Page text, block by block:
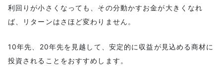
利回りが小さくなっても、その分動かすお金が大きくなれ
ば、リターンはさほど変わりません。
10年先、20年先を見越して、安定的に収益が見込める商材に
投資されることをおすすめします。